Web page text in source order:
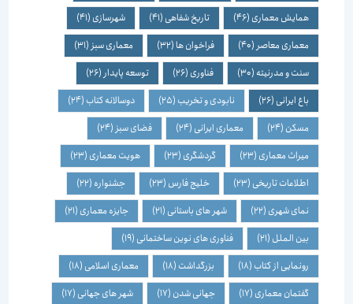
همایش معماری(46) تاریخ شفاهی(41) شهرسازی(41)
معماری معاصر(40) فراخوان ها(32) معماری سبز(31)
سنت و مدرنیته(30) فناوری(26) توسعه پایدار(26)
باغ ایرانی(26) نابودی و تخریب(25) دوسالانه کتاب(24)
مسکن(24) معماری ایرانی(24) فضای سبز(24)
میراث معماری(23) گردشگری(23) هویت معماری(23)
اطلاعات تاریخی(23) خلیج فارس(23) جشنواره(22)
نمای شهری(22) شهر های باستانی(21) جایزه معماری(21)
بین الملل(21) فناوری های نوین ساختمانی(19)
رونمایی از کتاب(18) بزرگداشت(18) معماری اسلامی(18)
گفتمان معماری(17) جهانی شدن(17) شهر های جهانی(17)